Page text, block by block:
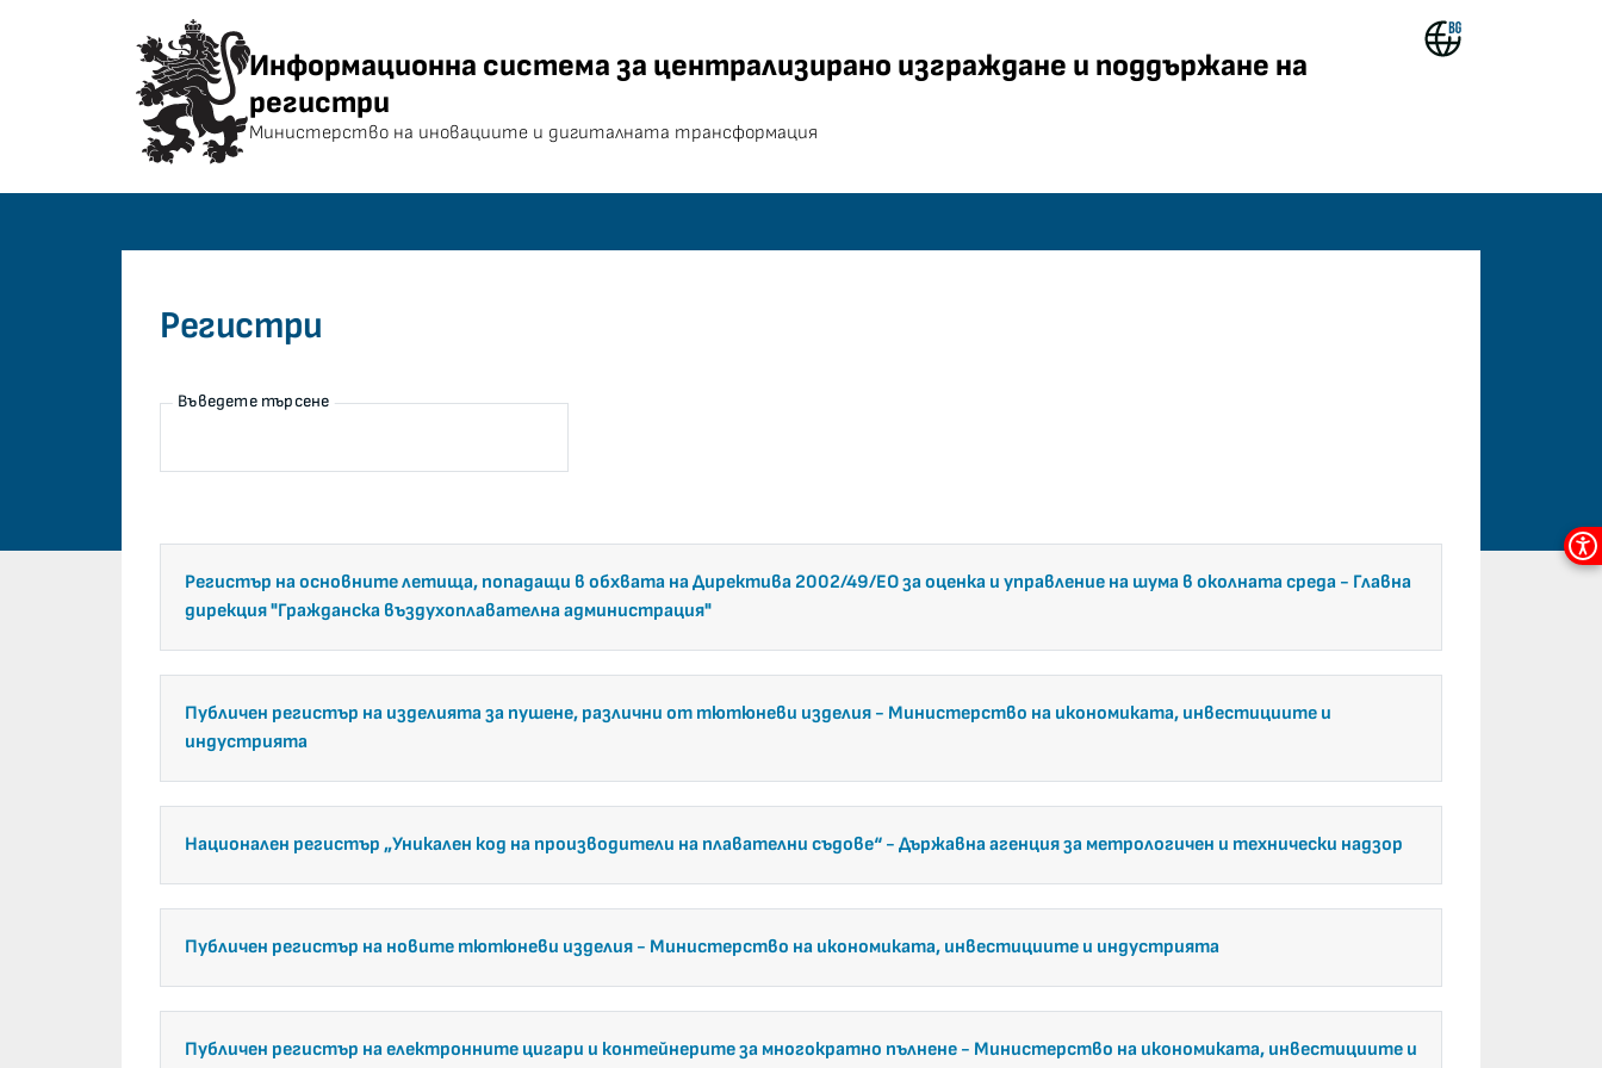
Информационна система за централизирано изграждане и поддържане на
Информационна система за централизирано изграждане и поддържане на
регистри
Министерство на иновациите и дигиталната трансформация
Регистри
Въведете търсене
Регистър на основните летища, попадащи в обхвата на Директива 2002/49/ЕО за оценка и управление на шума в околната среда - Главна
дирекция "Гражданска въздухоплавателна администрация"
Публичен регистър на изделията за пушене, различни от тютюневи изделия - Министерство на икономиката, инвестициите и
индустрията
Национален регистър „Уникален код на производители на плавателни съдове“ - Държавна агенция за метрологичен и технически надзор
Публичен регистър на новите тютюневи изделия - Министерство на икономиката, инвестициите и индустрията
Публичен регистър на електронните цигари и контейнерите за многократно пълнене - Министерство на икономиката, инвестициите и